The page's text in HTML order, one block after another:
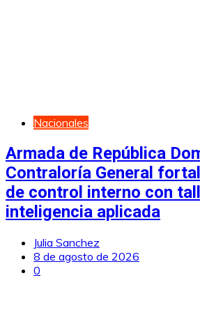
Nacionales
Armada de República
Contraloría General
de control interno con
inteligencia aplicada
Julia Sanchez
8 de agosto de 2026
0